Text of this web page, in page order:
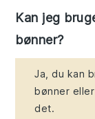
Kan jeg
bønner?
Ja, du kan
bønner
det.